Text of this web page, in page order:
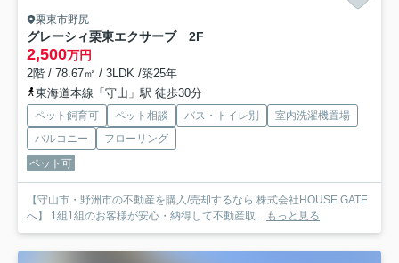
栗東市野尻
グレーシィ栗東エクサーブ 2F
2,500万円
2階 / 78.67㎡ / 3LDK /築25年
東海道本線「守山」駅 徒歩30分
ペット飼育可 ペット相談 バス・トイレ別
室内洗濯機置場
バルコニー
フローリング
ペット可
【守山市・野洲市の不動産を購入/売却するなら 株式会社HOUSE GATE
へ】 1組1組のお客様が安心・納得して不動産取... もっと見る